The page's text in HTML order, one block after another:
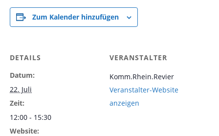
Zum Kalender hinzufügen
DETAILS
Datum:
22. Juli
Zeit:
12:00 - 15:30
Website:
VERANSTALTER
Komm.Rhein.Revier
Veranstalter-Website
anzeigen